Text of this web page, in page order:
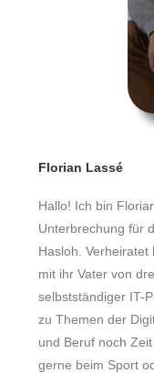
Florian Lassé
Hallo! Ich bin
Unterbrechung für
Hasloh.
mit ihr Vater von
selbstständiger IT-
zu Themen der
und Beruf noch
gerne beim Sport